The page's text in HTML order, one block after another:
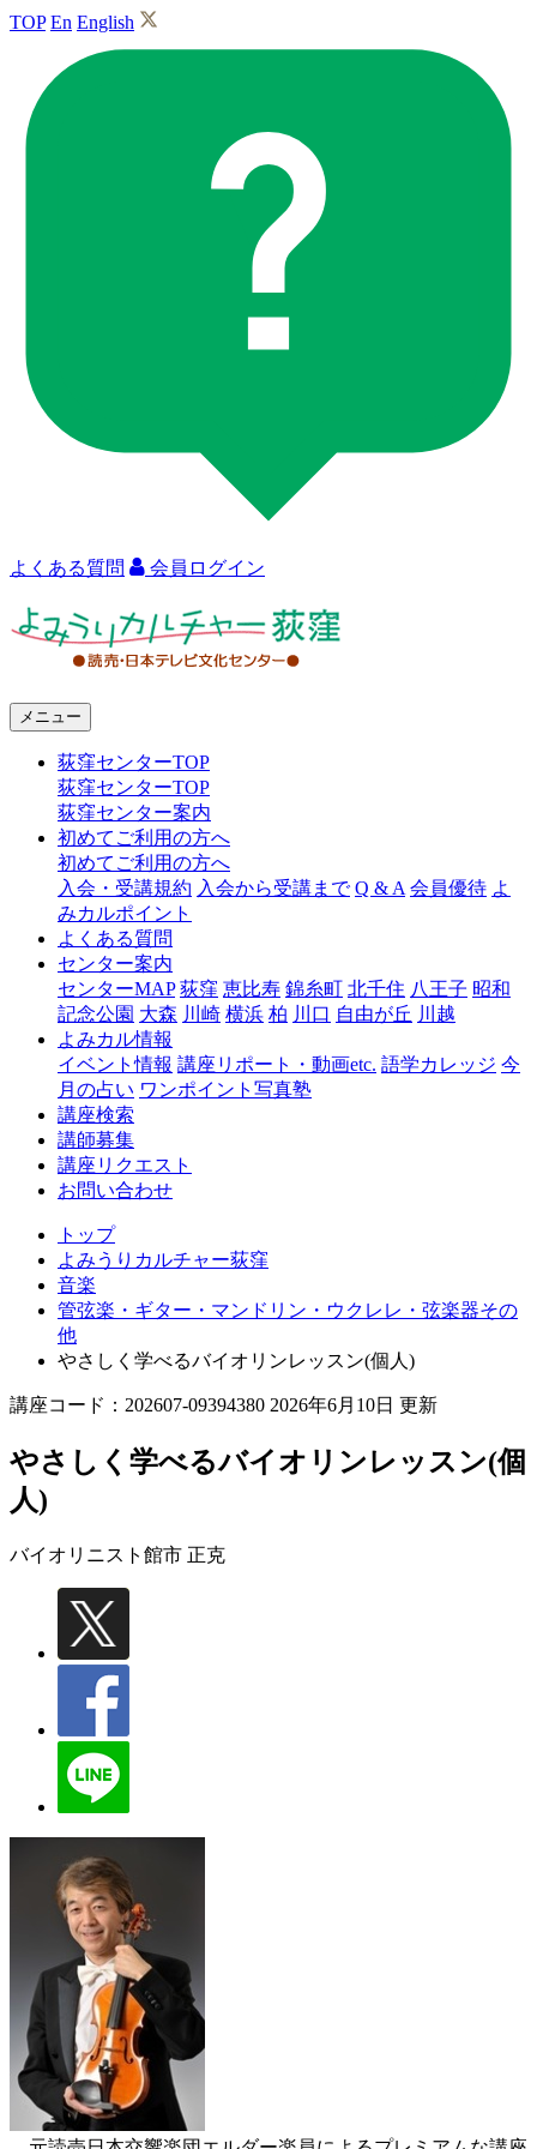
TOP En English
よくある質問 会員ログイン
ャ
窪
メニュー
荻窪センターTOP
荻窪センターTOP
荻窪センター案内
初めてご利用の方へ
初めてご利用の方へ
入会・受講規約 入会から受講まで Q & A 会員優待 よ
みカルポイント
よくある質問
センター案内
センターMAP 荻窪 恵比寿 錦糸町 北千住 八王子 昭和
記念公園 大森 川崎 横浜 柏 川口 自由が丘 川越
よみカル情報
イベント情報 講座リポート・動画etc. 語学カレッジ 今
月の占い ワンポイント写真塾
講座検索
講師募集
講座リクエスト
お問い合わせ
トップ
よみうりカルチャー荻窪
音楽
管弦楽・ギター・マンドリン・ウクレレ・弦楽器その
他
やさしく学べるバイオリンレッスン(個人)
講座コード：202607-09394380 2026年6月10日 更新
やさしく学べるバイオリンレッスン(個
人)
バイオリニスト 館市 正克